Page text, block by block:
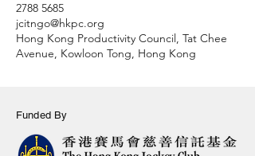
2788 5685
jcitngo@hkpc.org
Hong Kong Productivity Council, Tat Chee
Avenue, Kowloon Tong, Hong Kong
Funded By